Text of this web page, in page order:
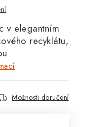
v elegantním
recyklátu,
Možnosti doručení